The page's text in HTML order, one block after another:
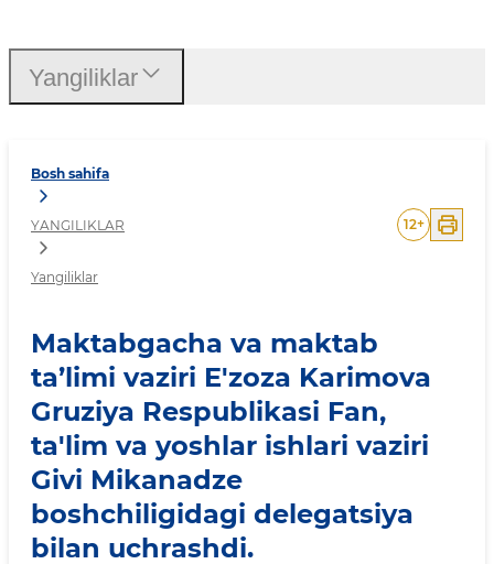
Bosh sahifa
YANGILIKLAR
Yangiliklar
12+
Maktabgacha va maktab
ta’limi vaziri E'zoza Karimova
Gruziya Respublikasi Fan,
ta'lim va yoshlar ishlari vaziri
Givi Mikanadze
boshchiligidagi delegatsiya
bilan uchrashdi.
Yangiliklar